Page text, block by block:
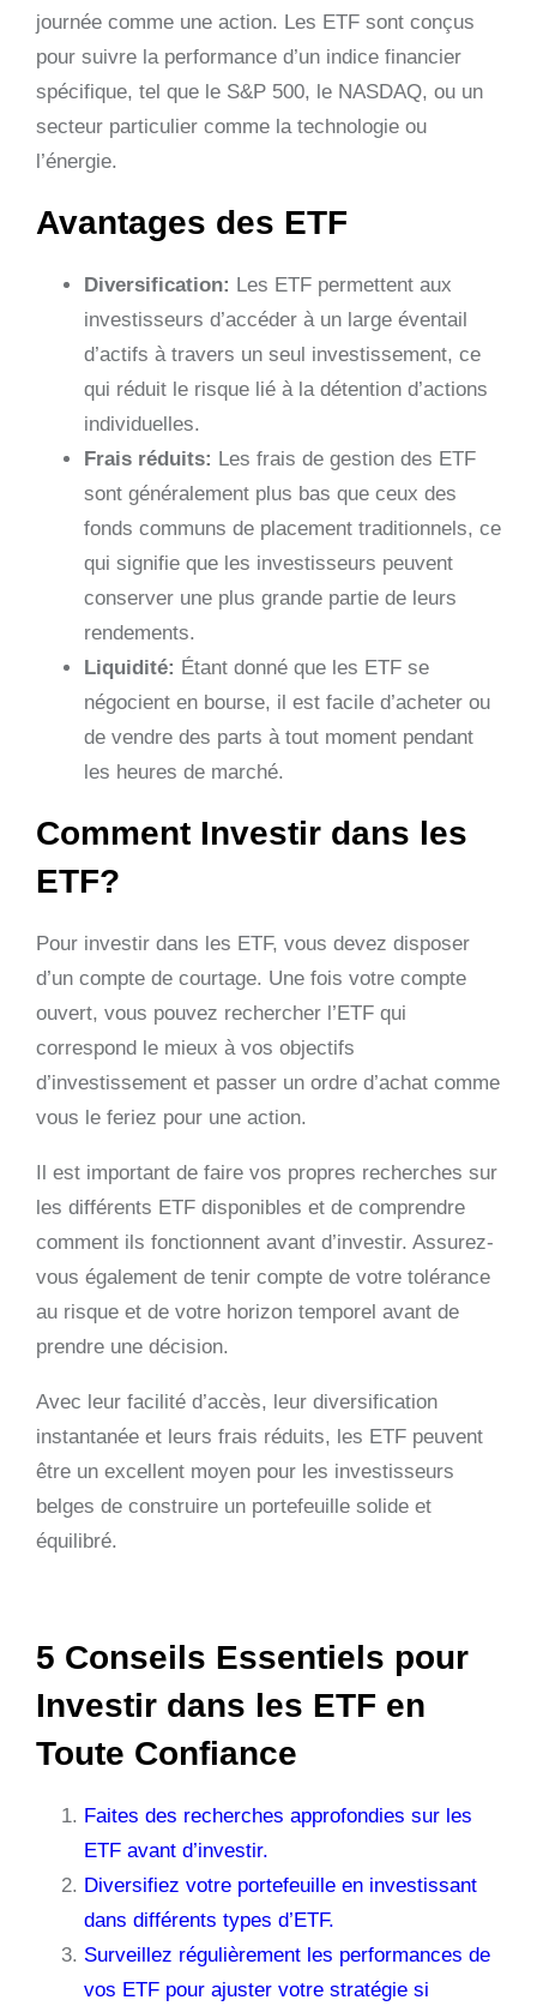
journée comme une action. Les ETF sont conçus
pour suivre la performance d’un indice financier
spécifique, tel que le S&P 500, le NASDAQ, ou un
secteur particulier comme la technologie ou
l’énergie.
Avantages des ETF
Diversification: Les ETF permettent aux
investisseurs d’accéder à un large éventail
d’actifs à travers un seul investissement, ce
qui réduit le risque lié à la détention d’actions
individuelles.
Frais réduits: Les frais de gestion des ETF
sont généralement plus bas que ceux des
fonds communs de placement traditionnels, ce
qui signifie que les investisseurs peuvent
conserver une plus grande partie de leurs
rendements.
Liquidité: Étant donné que les ETF se
négocient en bourse, il est facile d’acheter ou
de vendre des parts à tout moment pendant
les heures de marché.
Comment Investir dans les
ETF?
Pour investir dans les ETF, vous devez disposer
d’un compte de courtage. Une fois votre compte
ouvert, vous pouvez rechercher l’ETF qui
correspond le mieux à vos objectifs
d’investissement et passer un ordre d’achat comme
vous le feriez pour une action.
Il est important de faire vos propres recherches sur
les différents ETF disponibles et de comprendre
comment ils fonctionnent avant d’investir. Assurez-
vous également de tenir compte de votre tolérance
au risque et de votre horizon temporel avant de
prendre une décision.
Avec leur facilité d’accès, leur diversification
instantanée et leurs frais réduits, les ETF peuvent
être un excellent moyen pour les investisseurs
belges de construire un portefeuille solide et
équilibré.
5 Conseils Essentiels pour
Investir dans les ETF en
Toute Confiance
Faites des recherches approfondies sur les
ETF avant d’investir.
Diversifiez votre portefeuille en investissant
dans différents types d’ETF.
Surveillez régulièrement les performances de
vos ETF pour ajuster votre stratégie si